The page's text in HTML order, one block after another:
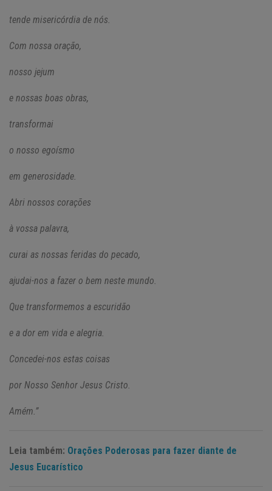
tende misericórdia de nós.
Com nossa oração,
nosso jejum
e nossas boas obras,
transformai
o nosso egoísmo
em generosidade.
Abri nossos corações
à vossa palavra,
curai as nossas feridas do pecado,
ajudai-nos a fazer o bem neste mundo.
Que transformemos a escuridão
e a dor em vida e alegria.
Concedei-nos estas coisas
por Nosso Senhor Jesus Cristo.
Amém.”
Leia também: Orações Poderosas para fazer diante de
Jesus Eucarístico